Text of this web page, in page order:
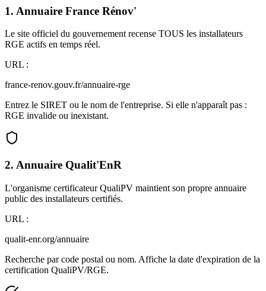
1. Annuaire France Rénov'
Le site officiel du gouvernement recense TOUS les installateurs
RGE actifs en temps réel.
URL :
france-renov.gouv.fr/annuaire-rge
Entrez le SIRET ou le nom de l'entreprise. Si elle n'apparaît pas :
RGE invalide ou inexistant.
2. Annuaire Qualit'EnR
L'organisme certificateur QualiPV maintient son propre annuaire
public des installateurs certifiés.
URL :
qualit-enr.org/annuaire
Recherche par code postal ou nom. Affiche la date d'expiration de la
certification QualiPV/RGE.